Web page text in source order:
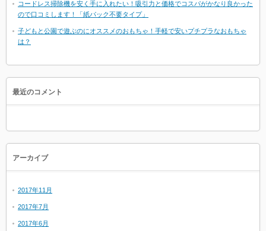
コードレス掃除機を安く手に入れたい！吸引力と価格でコスパがかなり良かった
ので口コミします！「紙パック不要タイプ」
子どもと公園で遊ぶのにオススメのおもちゃ！手軽で安いプチプラなおもちゃ
は？
最近のコメント
アーカイブ
2017年11月
2017年7月
2017年6月